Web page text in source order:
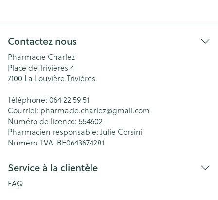
Contactez nous
Pharmacie Charlez
Place de Trivières 4
7100 La Louvière Trivières
Téléphone: 064 22 59 51
Courriel: pharmacie.charlez@gmail.com
Numéro de licence: 554602
Pharmacien responsable: Julie Corsini
Numéro TVA: BE0643674281
Service à la clientèle
FAQ